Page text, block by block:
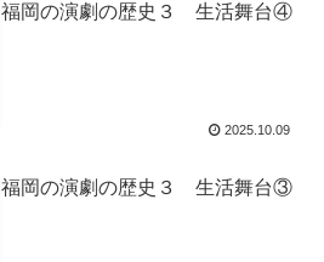
福岡の演劇の歴史３ 生活舞台④
2025.10.09
福岡の演劇の歴史３ 生活舞台③